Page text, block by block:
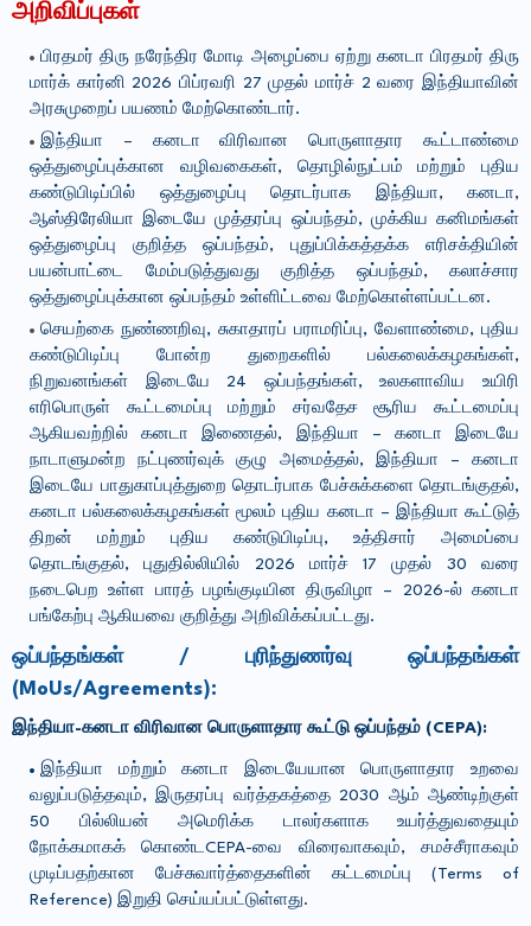
அறிவிப்புகள்
பிரதமர் திரு நரேந்திர மோடி அழைப்பை ஏற்று கனடா பிரதமர் திரு
மார்க் கார்னி 2026 பிப்ரவரி 27 முதல் மார்ச் 2 வரை இந்தியாவின்
அரசுமுறைப் பயணம் மேற்கொண்டார்.
இந்தியா – கனடா விரிவான பொருளாதார கூட்டாண்மை
ஒத்துழைப்புக்கான வழிவகைகள், தொழில்நுட்பம் மற்றும் புதிய
கண்டுபிடிப்பில் ஒத்துழைப்பு தொடர்பாக இந்தியா, கனடா,
ஆஸ்திரேலியா இடையே முத்தரப்பு ஒப்பந்தம், முக்கிய கனிமங்கள்
ஒத்துழைப்பு குறித்த ஒப்பந்தம், புதுப்பிக்கத்தக்க எரிசக்தியின்
பயன்பாட்டை மேம்படுத்துவது குறித்த ஒப்பந்தம், கலாச்சார
ஒத்துழைப்புக்கான ஒப்பந்தம் உள்ளிட்டவை மேற்கொள்ளப்பட்டன.
செயற்கை நுண்ணறிவு, சுகாதாரப் பராமரிப்பு, வேளாண்மை, புதிய
கண்டுபிடிப்பு போன்ற துறைகளில் பல்கலைக்கழகங்கள்,
நிறுவனங்கள் இடையே 24 ஒப்பந்தங்கள், உலகளாவிய உயிரி
எரிபொருள் கூட்டமைப்பு மற்றும் சர்வதேச சூரிய கூட்டமைப்பு
ஆகியவற்றில் கனடா இணைதல், இந்தியா – கனடா இடையே
நாடாளுமன்ற நட்புணர்வுக் குழு அமைத்தல், இந்தியா – கனடா
இடையே பாதுகாப்புத்துறை தொடர்பாக பேச்சுக்களை தொடங்குதல்,
கனடா பல்கலைக்கழகங்கள் மூலம் புதிய கனடா – இந்தியா கூட்டுத்
திறன் மற்றும் புதிய கண்டுபிடிப்பு, உத்திசார் அமைப்பை
தொடங்குதல், புதுதில்லியில் 2026 மார்ச் 17 முதல் 30 வரை
நடைபெற உள்ள பாரத் பழங்குடியின திருவிழா – 2026-ல் கனடா
பங்கேற்பு ஆகியவை குறித்து அறிவிக்கப்பட்டது.
ஒப்பந்தங்கள் / புரிந்துணர்வு ஒப்பந்தங்கள்
(MoUs/Agreements):
இந்தியா-கனடா விரிவான பொருளாதார கூட்டு ஒப்பந்தம் (CEPA):
இந்தியா மற்றும் கனடா இடையேயான பொருளாதார உறவை
வலுப்படுத்தவும், இருதரப்பு வர்த்தகத்தை 2030 ஆம் ஆண்டிற்குள்
50 பில்லியன் அமெரிக்க டாலர்களாக உயர்த்துவதையும்
நோக்கமாகக் கொண்டCEPA-வை விரைவாகவும், சமச்சீராகவும்
முடிப்பதற்கான பேச்சுவார்த்தைகளின் கட்டமைப்பு (Terms of
Reference) இறுதி செய்யப்பட்டுள்ளது.